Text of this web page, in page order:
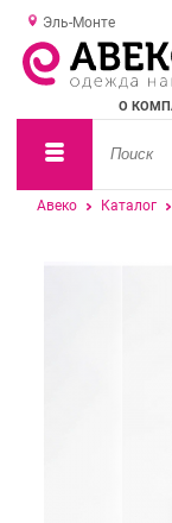
Эль-Монте
О
Авеко Каталог